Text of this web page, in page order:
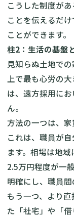
こうした制度が
ことを伝えるだ
ことができます。
柱2：生活の基盤
見知らぬ土地で
上で最も心労の
は、遠方採用に
ん。
方法の一つは、家
これは、職員が
ます。相場は地
2.5万円程度が一
明確にし、職員間
もう一つ、より
た「社宅」や「